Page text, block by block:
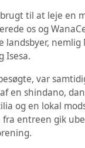
til at leje en
os og
landsbyer, nemlig
Isesa.
var
en shindano,
og en lokal
entreen gik